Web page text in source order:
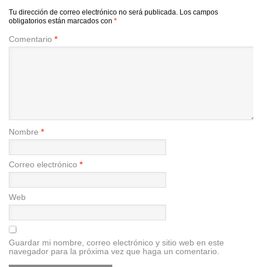
Tu dirección de correo electrónico no será publicada. Los campos
obligatorios están marcados con *
Comentario *
Nombre *
Correo electrónico *
Web
Guardar mi nombre, correo electrónico y sitio web en este
navegador para la próxima vez que haga un comentario.